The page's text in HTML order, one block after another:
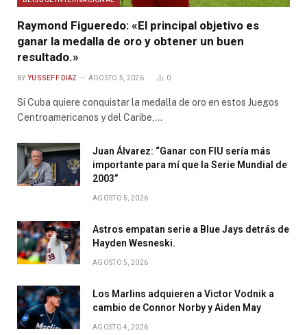
Raymond Figueredo: «El principal objetivo es
ganar la medalla de oro y obtener un buen
resultado.»
BY YUSSEFF DIAZ AGOSTO 5, 2026 0
Si Cuba quiere conquistar la medalla de oro en estos Juegos
Centroamericanos y del Caribe,…
Juan Álvarez: “Ganar con FIU sería más
importante para mí que la Serie Mundial de
2003”
AGOSTO 5, 2026
Astros empatan serie a Blue Jays detrás de
Hayden Wesneski.
AGOSTO 5, 2026
Los Marlins adquieren a Victor Vodnik a
cambio de Connor Norby y Aiden May
AGOSTO 4, 2026